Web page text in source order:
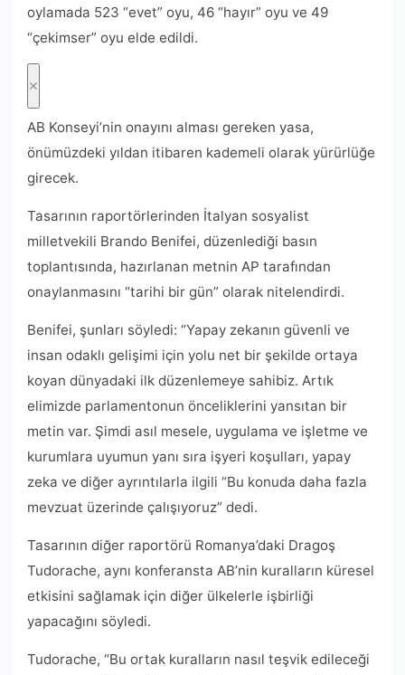
oylamada 523 “evet” oyu, 46 “hayır” oyu ve 49
“çekimser” oyu elde edildi.
AB Konseyi’nin onayını alması gereken yasa,
önümüzdeki yıldan itibaren kademeli olarak yürürlüğe
girecek.
Tasarının raportörlerinden İtalyan sosyalist
milletvekili Brando Benifei, düzenlediği basın
toplantısında, hazırlanan metnin AP tarafından
onaylanmasını “tarihi bir gün” olarak nitelendirdi.
Benifei, şunları söyledi: “Yapay zekanın güvenli ve
insan odaklı gelişimi için yolu net bir şekilde ortaya
koyan dünyadaki ilk düzenlemeye sahibiz. Artık
elimizde parlamentonun önceliklerini yansıtan bir
metin var. Şimdi asıl mesele, uygulama ve işletme ve
kurumlara uyumun yanı sıra işyeri koşulları, yapay
zeka ve diğer ayrıntılarla ilgili “Bu konuda daha fazla
mevzuat üzerinde çalışıyoruz” dedi.
Tasarının diğer raportörü Romanya’daki Dragoş
Tudorache, aynı konferansta AB’nin kuralların küresel
etkisini sağlamak için diğer ülkelerle işbirliği
yapacağını söyledi.
Tudorache, “Bu ortak kuralların nasıl teşvik edileceği